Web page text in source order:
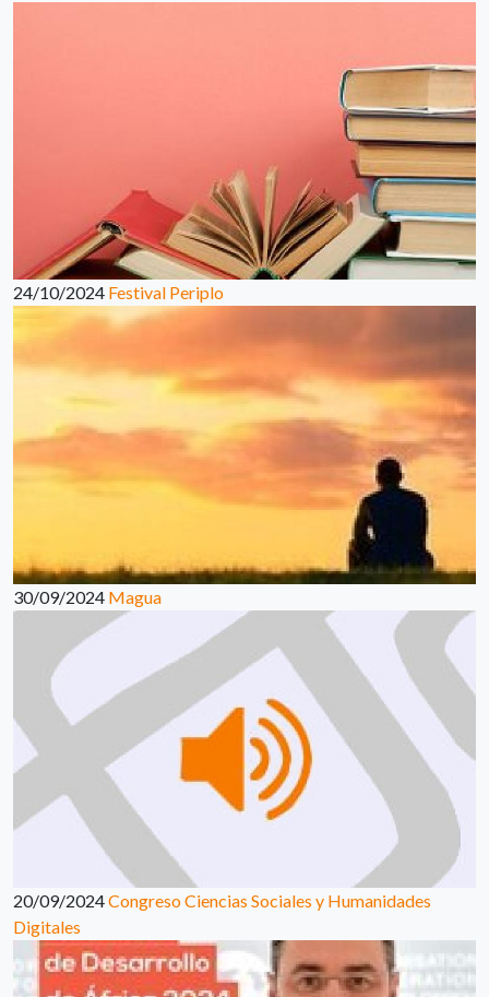
24/10/2024 Festival Periplo
30/09/2024 Magua
20/09/2024Congreso Ciencias Sociales y Humanidades
Digitales